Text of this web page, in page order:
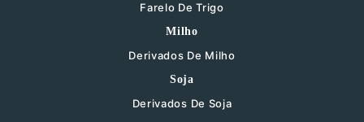
Farelo De Trigo
Milho
Derivados De Milho
Soja
Derivados De Soja